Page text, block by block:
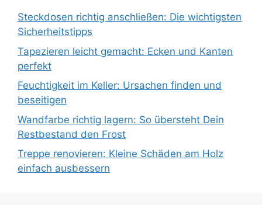
Steckdosen richtig anschließen: Die wichtigsten
Sicherheitstipps
Tapezieren leicht gemacht: Ecken und Kanten
perfekt
Feuchtigkeit im Keller: Ursachen finden und
beseitigen
Wandfarbe richtig lagern: So übersteht Dein
Restbestand den Frost
Treppe renovieren: Kleine Schäden am Holz
einfach ausbessern